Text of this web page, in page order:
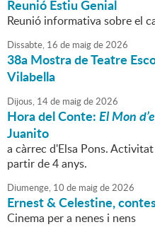
Reunió Estiu Genial
Reunió informativa sobre el
Dissabte, 16 de maigde2026
38a Mostra de Teatre
Vilabella
Dijous, 14de maigde2026
Hora del Conte:El Mon
Juanito
a càrrec d'Elsa Pons.
partir de 4 anys.
Diumenge, 10 de maigde2026
Ernest & Celestine,
Cinema per a nenes i nens